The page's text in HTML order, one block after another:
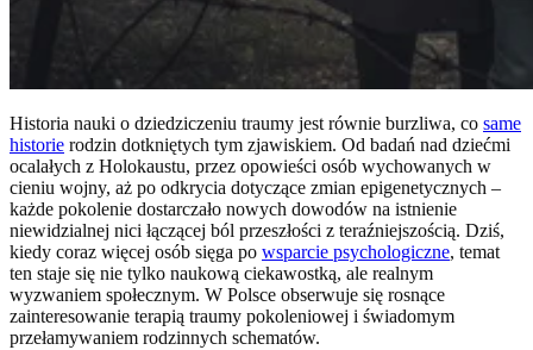
Historia nauki o dziedziczeniu traumy jest równie burzliwa, co same
historie rodzin dotkniętych tym zjawiskiem. Od badań nad dziećmi
ocalałych z Holokaustu, przez opowieści osób wychowanych w
cieniu wojny, aż po odkrycia dotyczące zmian epigenetycznych –
każde pokolenie dostarczało nowych dowodów na istnienie
niewidzialnej nici łączącej ból przeszłości z teraźniejszością. Dziś,
kiedy coraz więcej osób sięga po wsparcie psychologiczne, temat
ten staje się nie tylko naukową ciekawostką, ale realnym
wyzwaniem społecznym. W Polsce obserwuje się rosnące
zainteresowanie terapią traumy pokoleniowej i świadomym
przełamywaniem rodzinnych schematów.